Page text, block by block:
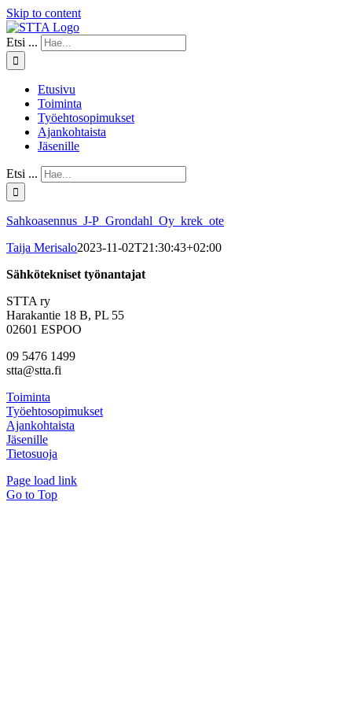
Skip to content
Etsi ...
Etusivu
Toiminta
Työehtosopimukset
Ajankohtaista
Jäsenille
Etsi ...
Sahkoasennus_J-P_Grondahl_Oy_krek_ote
Taija Merisalo2023-11-02T21:30:43+02:00
Sähkötekniset työnantajat
STTA ry
Harakantie 18 B, PL 55
02601 ESPOO
09 5476 1499
stta@stta.fi
Toiminta
Työehtosopimukset
Ajankohtaista
Jäsenille
Tietosuoja
Page load link
Go to Top